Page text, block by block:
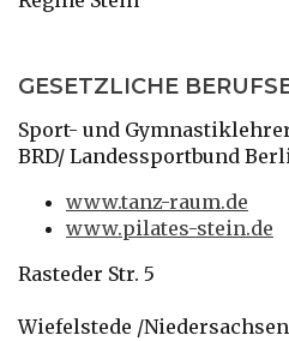
GESETZLICHE
Sport- und
BRD/ Landessportbund
www.tanz-raum.de
www.pilates-stein.de
Wiefelstede /Niedersachsen